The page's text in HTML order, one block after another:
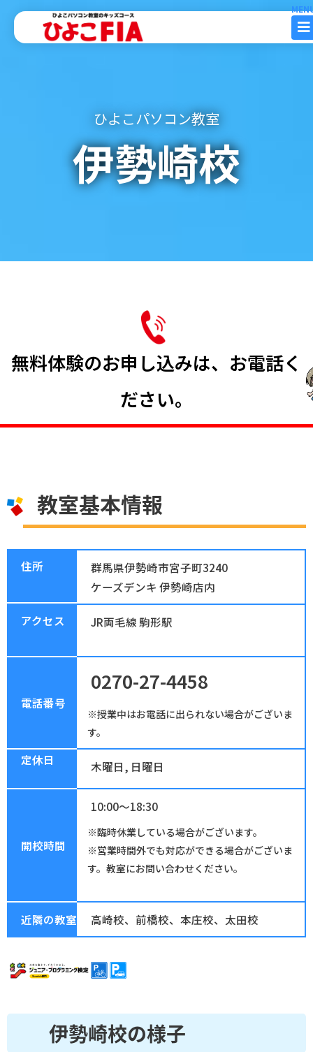
ひよこパソコン教室
伊勢崎校
無料体験のお申し込みは、お電話く
ださい。
教室基本情報
住所
群馬県伊勢崎市宮子町3240
ケーズデンキ 伊勢崎店内
アクセス JR両毛線 駒形駅
電話番号
0270-27-4458
※授業中はお電話に出られない場合がございま
す。
定休日 木曜日, 日曜日
開校時間
10:00～18:30
※臨時休業している場合がございます。
※営業時間外でも対応ができる場合がございま
す。教室にお問い合わせください。
近隣の教室 高崎校、 前橋校、本庄校、 太田校
伊勢崎校の様子